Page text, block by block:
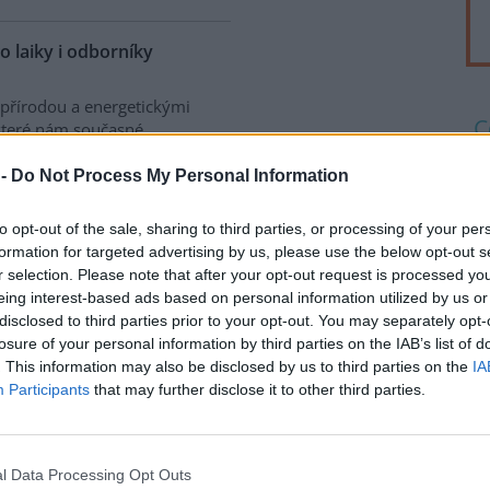
Do Not Process My Personal Information
opt-out of the sale, sharing to third parties, or processing of your
for targeted advertising by us, please use the below opt-out
selection. Please note that after your opt-out request is processed
interest-based ads based on personal information utilized by us
to third parties prior to your opt-out. You may separately
of your personal information by third parties on the IAB’s list of
This information may also be disclosed by us to third parties on the
Participants that may further disclose it to other third parties.
Data Processing Opt Outs
laiky i odborníky
a energetickými
nám současné
jeden ze zatím tříčlenného
, o smyslu
stavbu šetrných domů a
byla zahájen včera.
si slibuje více žádostí
dotaci z programu Zelená
by se tak měla zkrátit
mohou využít půjčky od
půjčkám. Navíc se
míst, vedle bank,
také na některých
zapojí podstatně